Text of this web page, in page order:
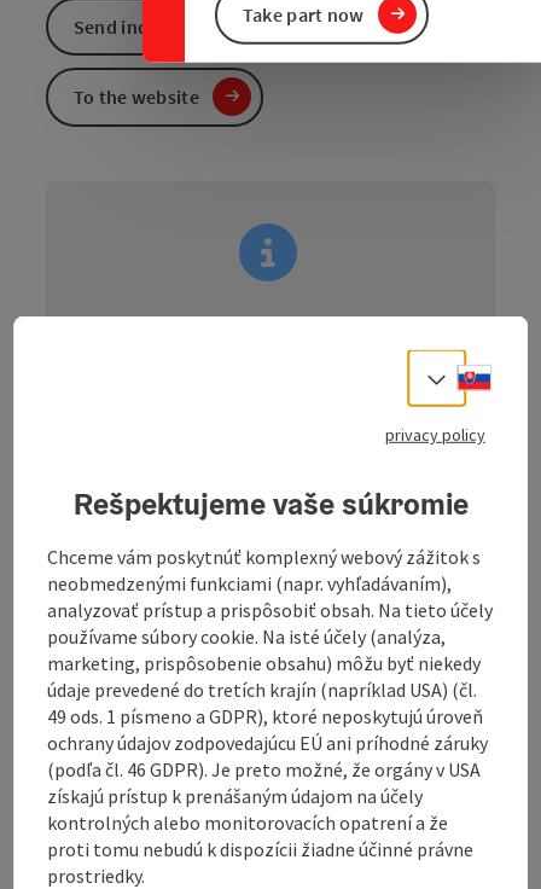
Take part now
information: Tour - Digitally
Description: The navigation for this tour is
signposting on site. You can easily download
conveniently on your navigation device or
smartphone.
This extensive gravel tour starts in Kollerschlag and
impressively combines the Mühlviertel, the Bavarian
Forest and the Czech border region to create a
genuine three-country experience.
With a gravel share of over 40%, the route mainly
leads along small forest paths, forest roads and well-
maintained cycle paths - classic roads are almost
completely avoided.
Send inquiry
To the website
Select
privacy policy
Rešpektujeme vaše súkromie
Chceme vám poskytnúť komplexný webový zážitok s
neobmedzenými funkciami (napr. vyhľadávaním),
analyzovať prístup a prispôsobiť obsah. Na tieto účely
používame súbory cookie. Na isté účely (analýza,
marketing, prispôsobenie obsahu) môžu byť niekedy
údaje prevedené do tretích krajín (napríklad USA) (čl.
49 ods. 1 písmeno a GDPR), ktoré neposkytujú úroveň
ochrany údajov zodpovedajúcu EÚ ani príhodné záruky
(podľa čl. 46 GDPR). Je preto možné, že orgány v USA
získajú prístup k prenášaným údajom na účely
kontrolných alebo monitorovacích opatrení a že
proti tomu nebudú k dispozícii žiadne účinné právne
prostriedky.